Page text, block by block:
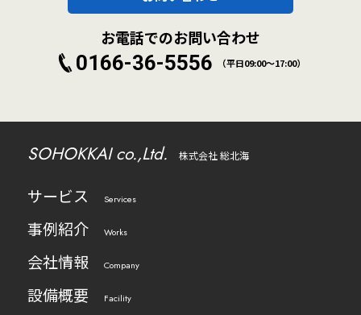
お電話でのお問い合わせ
0166-36-5556 （平日09:00～17:00）
SOHOKKAI co.,Ltd. 株式会社 総北海
サービス Services
事例紹介 Works
会社情報 Company
設備概要 Facility